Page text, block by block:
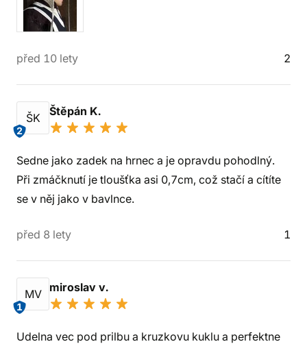
před 10 lety 2
ŠK
2
Štěpán K.
Sedne jako zadek na hrnec a je opravdu pohodlný.
Při zmáčknutí je tloušťka asi 0,7cm, což stačí a cítíte
se v něj jako v bavlnce.
před 8 lety 1
MV
1
miroslav v.
Udelna vec pod prilbu a kruzkovu kuklu a perfektne